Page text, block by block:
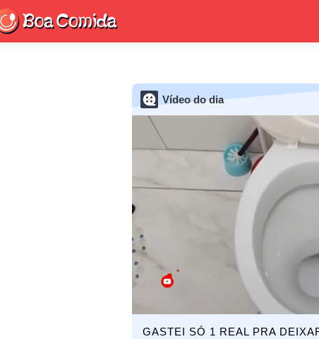
Vídeo do dia
GASTEI SÓ 1 REAL PRA